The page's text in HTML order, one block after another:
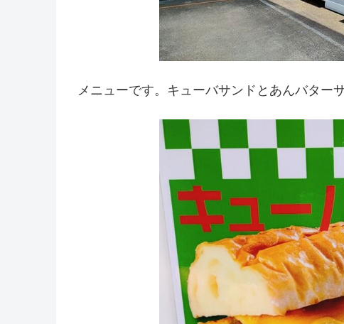
メニューです。キューバサンドとあんバター